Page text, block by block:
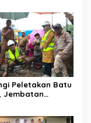
Peletakan Batu
Jembatan